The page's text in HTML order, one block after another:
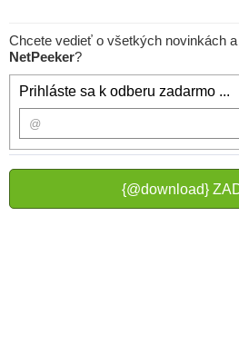
Chcete vedieť o všetkých novinkách
NetPeeker?
Prihláste sa k odberu zadarmo ...
{@download}